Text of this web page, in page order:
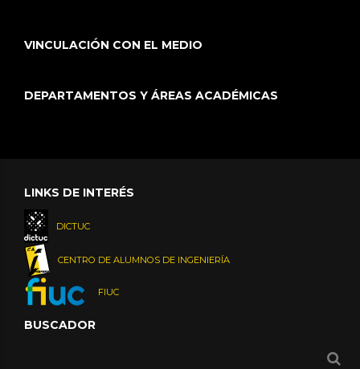
VINCULACIÓN CON EL MEDIO
DEPARTAMENTOS Y ÁREAS ACADÉMICAS
LINKS DE INTERÉS
DICTUC
CENTRO DE ALUMNOS DE INGENIERÍA
FIUC
BUSCADOR